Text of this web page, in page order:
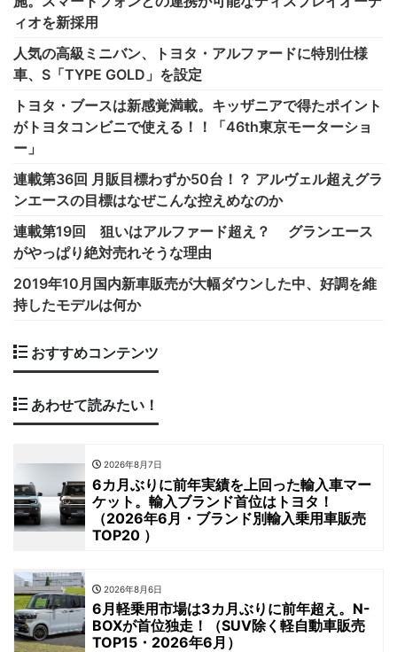
ィオを新採用
人気の高級ミニバン、トヨタ・アルファードに特別仕様
車、S「TYPE GOLD」を設定
トヨタ・ブースは新感覚満載。キッザニアで得たポイント
がトヨタコンビニで使える！！「46th東京モーターショ
ー」
連載第36回 月販目標わずか50台！？ アルヴェル超えグラ
ンエースの目標はなぜこんな控えめなのか
連載第19回 狙いはアルファード超え？ グランエース
がやっぱり絶対売れそうな理由
2019年10月国内新車販売が大幅ダウンした中、好調を維
持したモデルは何か
おすすめコンテンツ
あわせて読みたい！
2026年8月7日
6カ月ぶりに前年実績を上回った輸入車マー
ケット。輸入ブランド首位はトヨタ！
（2026年6月・ブランド別輸入乗用車販売
TOP20 ）
2026年8月6日
6月軽乗用市場は3カ月ぶりに前年超え。N-
BOXが首位独走！（SUV除く軽自動車販売
TOP15・2026年6月）